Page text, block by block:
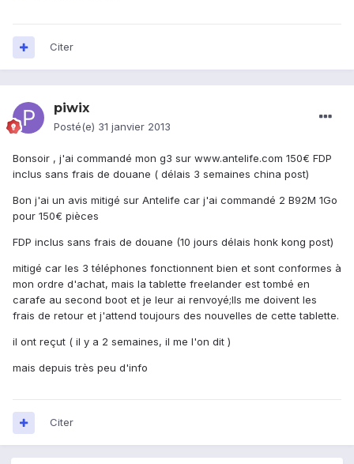
Citer
piwix
Posté(e) 31 janvier 2013
Bonsoir , j'ai commandé mon g3 sur www.antelife.com 150€ FDP
inclus sans frais de douane ( délais 3 semaines china post)
Bon j'ai un avis mitigé sur Antelife car j'ai commandé 2 B92M 1Go
pour 150€ pièces
FDP inclus sans frais de douane (10 jours délais honk kong post)
mitigé car les 3 téléphones fonctionnent bien et sont conformes à
mon ordre d'achat, mais la tablette freelander est tombé en
carafe au second boot et je leur ai renvoyé;Ils me doivent les
frais de retour et j'attend toujours des nouvelles de cette tablette.
il ont reçut ( il y a 2 semaines, il me l'on dit )
mais depuis très peu d'info
Citer